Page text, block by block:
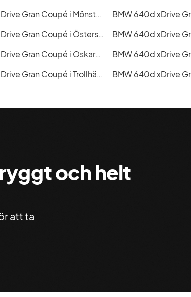
BMW 640d xDrive Gran Coupé i Mönsterås
BMW 640d xDrive Gran Coupé i Östersund
BMW 640d xDrive Gran Coupé i Oskarshamn BMW 640d xDrive
BMW 640d xDrive Gran Coupé i Trollhättan BMW 640d xDrive
och helt
att ta